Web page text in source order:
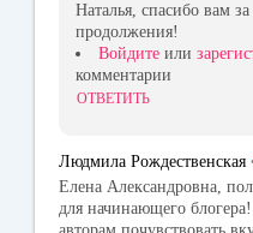
Наталья, спасибо вам
продолжения!
Войдите или
комментарии
ОТВЕТИТЬ
Людмила Рождественская
Елена Александровна,
для начинающего